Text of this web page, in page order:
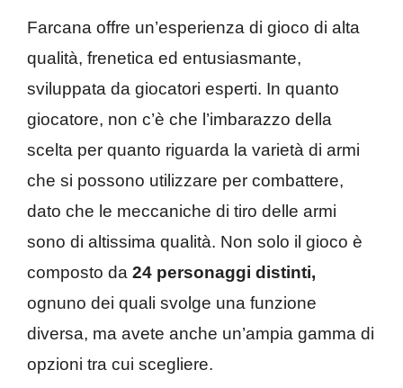
Farcana offre un’esperienza di gioco di alta
qualità, frenetica ed entusiasmante,
sviluppata da giocatori esperti. In quanto
giocatore, non c’è che l’imbarazzo della
scelta per quanto riguarda la varietà di armi
che si possono utilizzare per combattere,
dato che le meccaniche di tiro delle armi
sono di altissima qualità. Non solo il gioco è
composto da 24 personaggi distinti,
ognuno dei quali svolge una funzione
diversa, ma avete anche un’ampia gamma di
opzioni tra cui scegliere.